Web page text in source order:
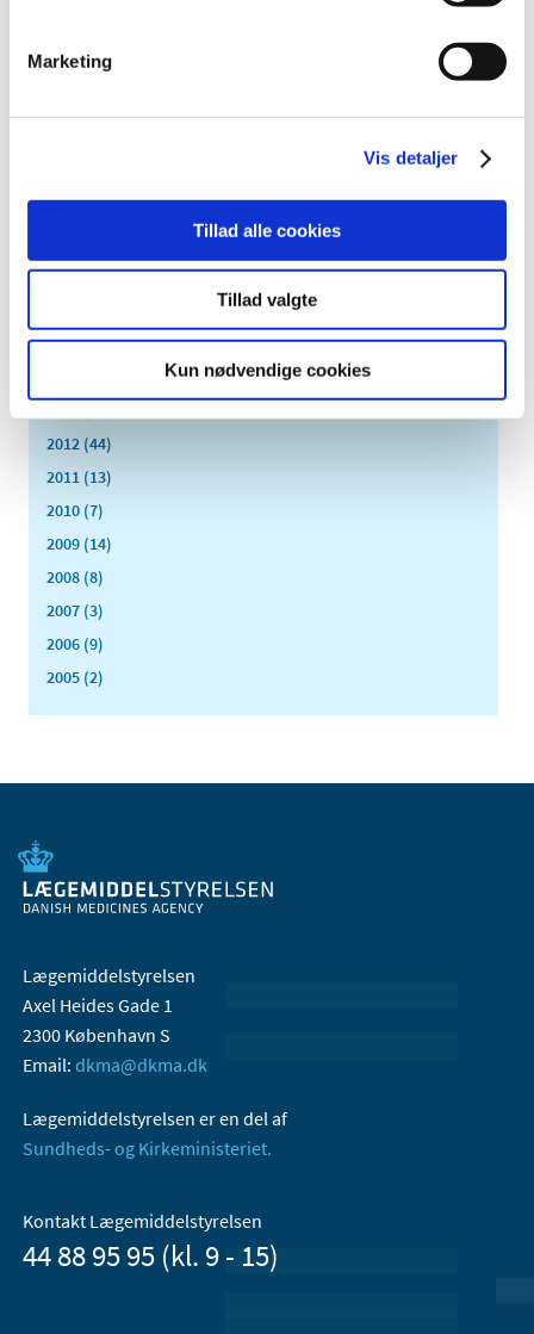
Marketing
Vis detaljer
Tillad alle cookies
Tillad valgte
Kun nødvendige cookies
april (31)
februar (33)
2017 (167)
2015 (33)
2012 (44)
2011 (13)
2010 (7)
2009 (14)
2008 (8)
2007 (3)
2006 (9)
2005 (2)
Lægemiddelstyrelsen
Axel Heides Gade 1
2300 København S
Email: dkma@dkma.dk
Lægemiddelstyrelsen er en del af
Sundheds- og Kirkeministeriet.
Kontakt Lægemiddelstyrelsen
44 88 95 95 (kl. 9 - 15)